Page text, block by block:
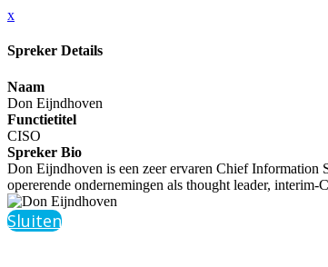
x
Spreker Details
Naam
Don Eijndhoven
Functietitel
CISO
Spreker Bio
Don Eijndhoven is een zeer ervaren Chief Information
opererende ondernemingen als thought leader,
Sluiten